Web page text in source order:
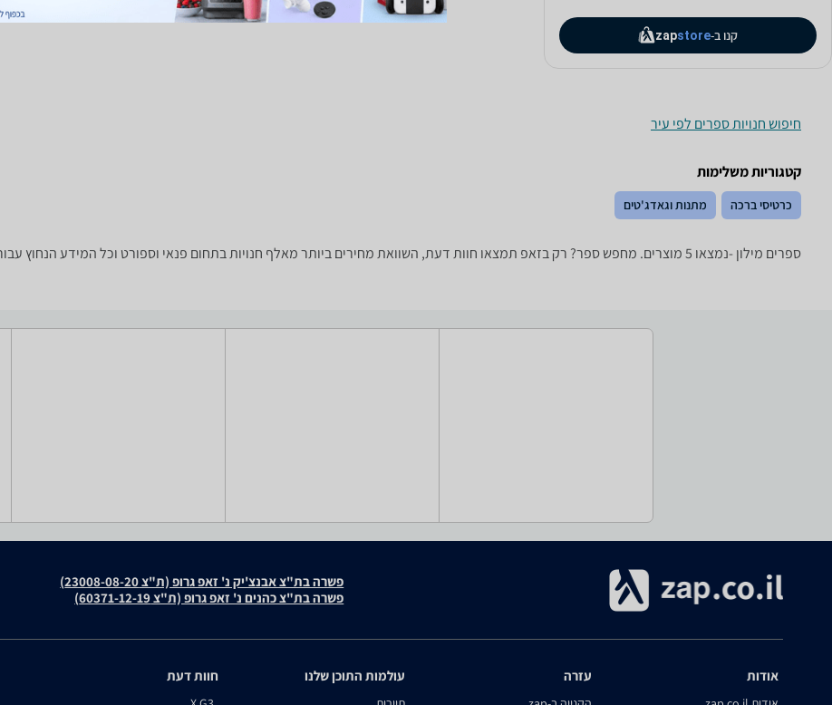
קנו ב- zapstore
חיפוש חנויות ספרים לפי עיר
קטגוריות משלימות
כרטיסי ברכה מתנות וגאדג'טים
ספרים ‏מילון -נמצאו 5 מוצרים. מחפש ספר? רק בזאפ תמצאו חוות דעת, השוואת מחירים ביותר מאלף חנויות בתחום פנאי וספורט וכל המידע הנחוץ עבור קבלת החלטה חכמה!
פשרה בת"צ אבנצ'יק נ' זאפ גרופ (ת"צ 23008-08-20)
פשרה בת"צ כהנים נ' זאפ גרופ (ת"צ 60371-12-19)
אודות עזרה עולמות התוכן שלנו חוות דעת